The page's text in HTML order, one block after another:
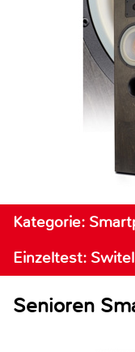
Kategorie:
Einzeltest:
Senioren